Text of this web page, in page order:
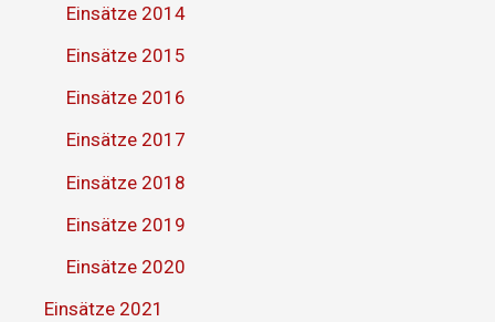
Einsätze 2014
Einsätze 2015
Einsätze 2016
Einsätze 2017
Einsätze 2018
Einsätze 2019
Einsätze 2020
Einsätze 2021